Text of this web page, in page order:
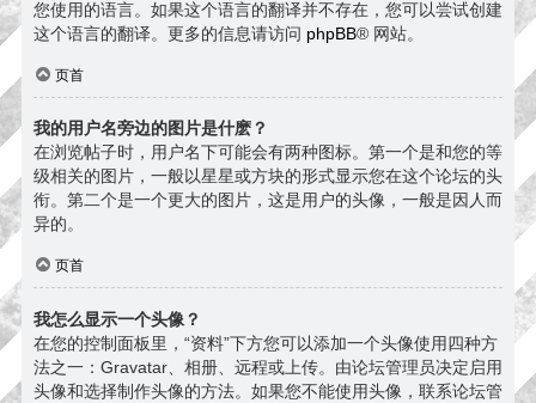
您使用的语言。如果这个语言的翻译并不存在，您可以尝试创建
这个语言的翻译。更多的信息请访问 phpBB® 网站。
页首
我的用户名旁边的图片是什麽？
在浏览帖子时，用户名下可能会有两种图标。第一个是和您的等
级相关的图片，一般以星星或方块的形式显示您在这个论坛的头
衔。第二个是一个更大的图片，这是用户的头像，一般是因人而
异的。
页首
我怎么显示一个头像？
在您的控制面板里，“资料”下方您可以添加一个头像使用四种方
法之一：Gravatar、相册、远程或上传。由论坛管理员决定启用
头像和选择制作头像的方法。如果您不能使用头像，联系论坛管